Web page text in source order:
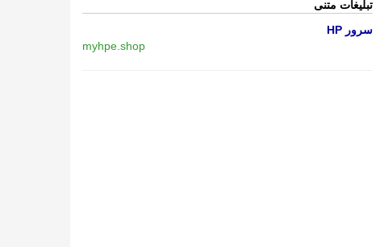
تبلیغات متنی
سرور HP
myhpe.shop